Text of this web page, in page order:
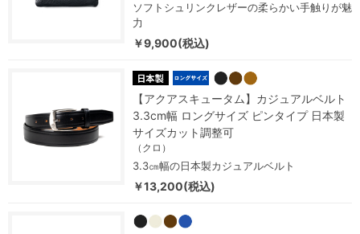
ソフトシュリンクレザーの柔らかい手触りが魅
力
￥9,900(税込)
【アクアスキュータム】カジュアルベルト
3.3cm幅 ロングサイズ ピンタイプ 日本製
サイズカット調整可
（クロ）
3.3㎝幅の日本製カジュアルベルト
￥13,200(税込)